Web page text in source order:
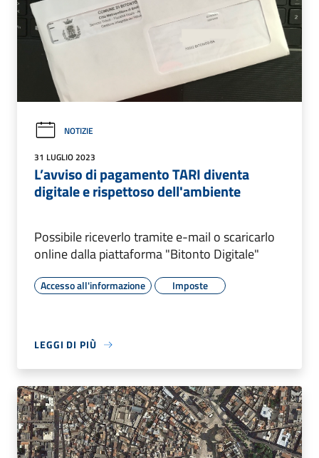
NOTIZIE
31 LUGLIO 2023
L’avviso di pagamento TARI diventa
digitale e rispettoso dell'ambiente
Possibile riceverlo tramite e-mail o scaricarlo
online dalla piattaforma "Bitonto Digitale"
Accesso all'informazione Imposte
LEGGI DI PIÙ